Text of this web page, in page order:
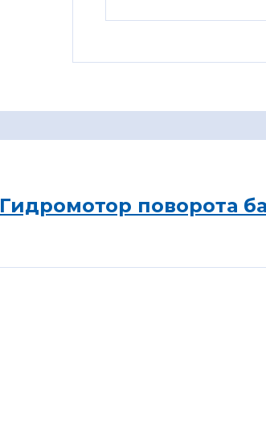
Гидромотор поворота